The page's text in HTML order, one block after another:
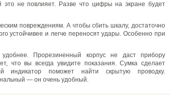
это не повлияет. Разве что цифры на экране будет
повреждениям. А чтобы сбить шкалу, достаточно
устойчивее и легче переносят удары. Особенно при
Прорезиненный корпус не даст прибору
что вы всегда увидите показания. Сумка сделает
индикатор поможет найти скрытую проводку.
— он очень удобный.